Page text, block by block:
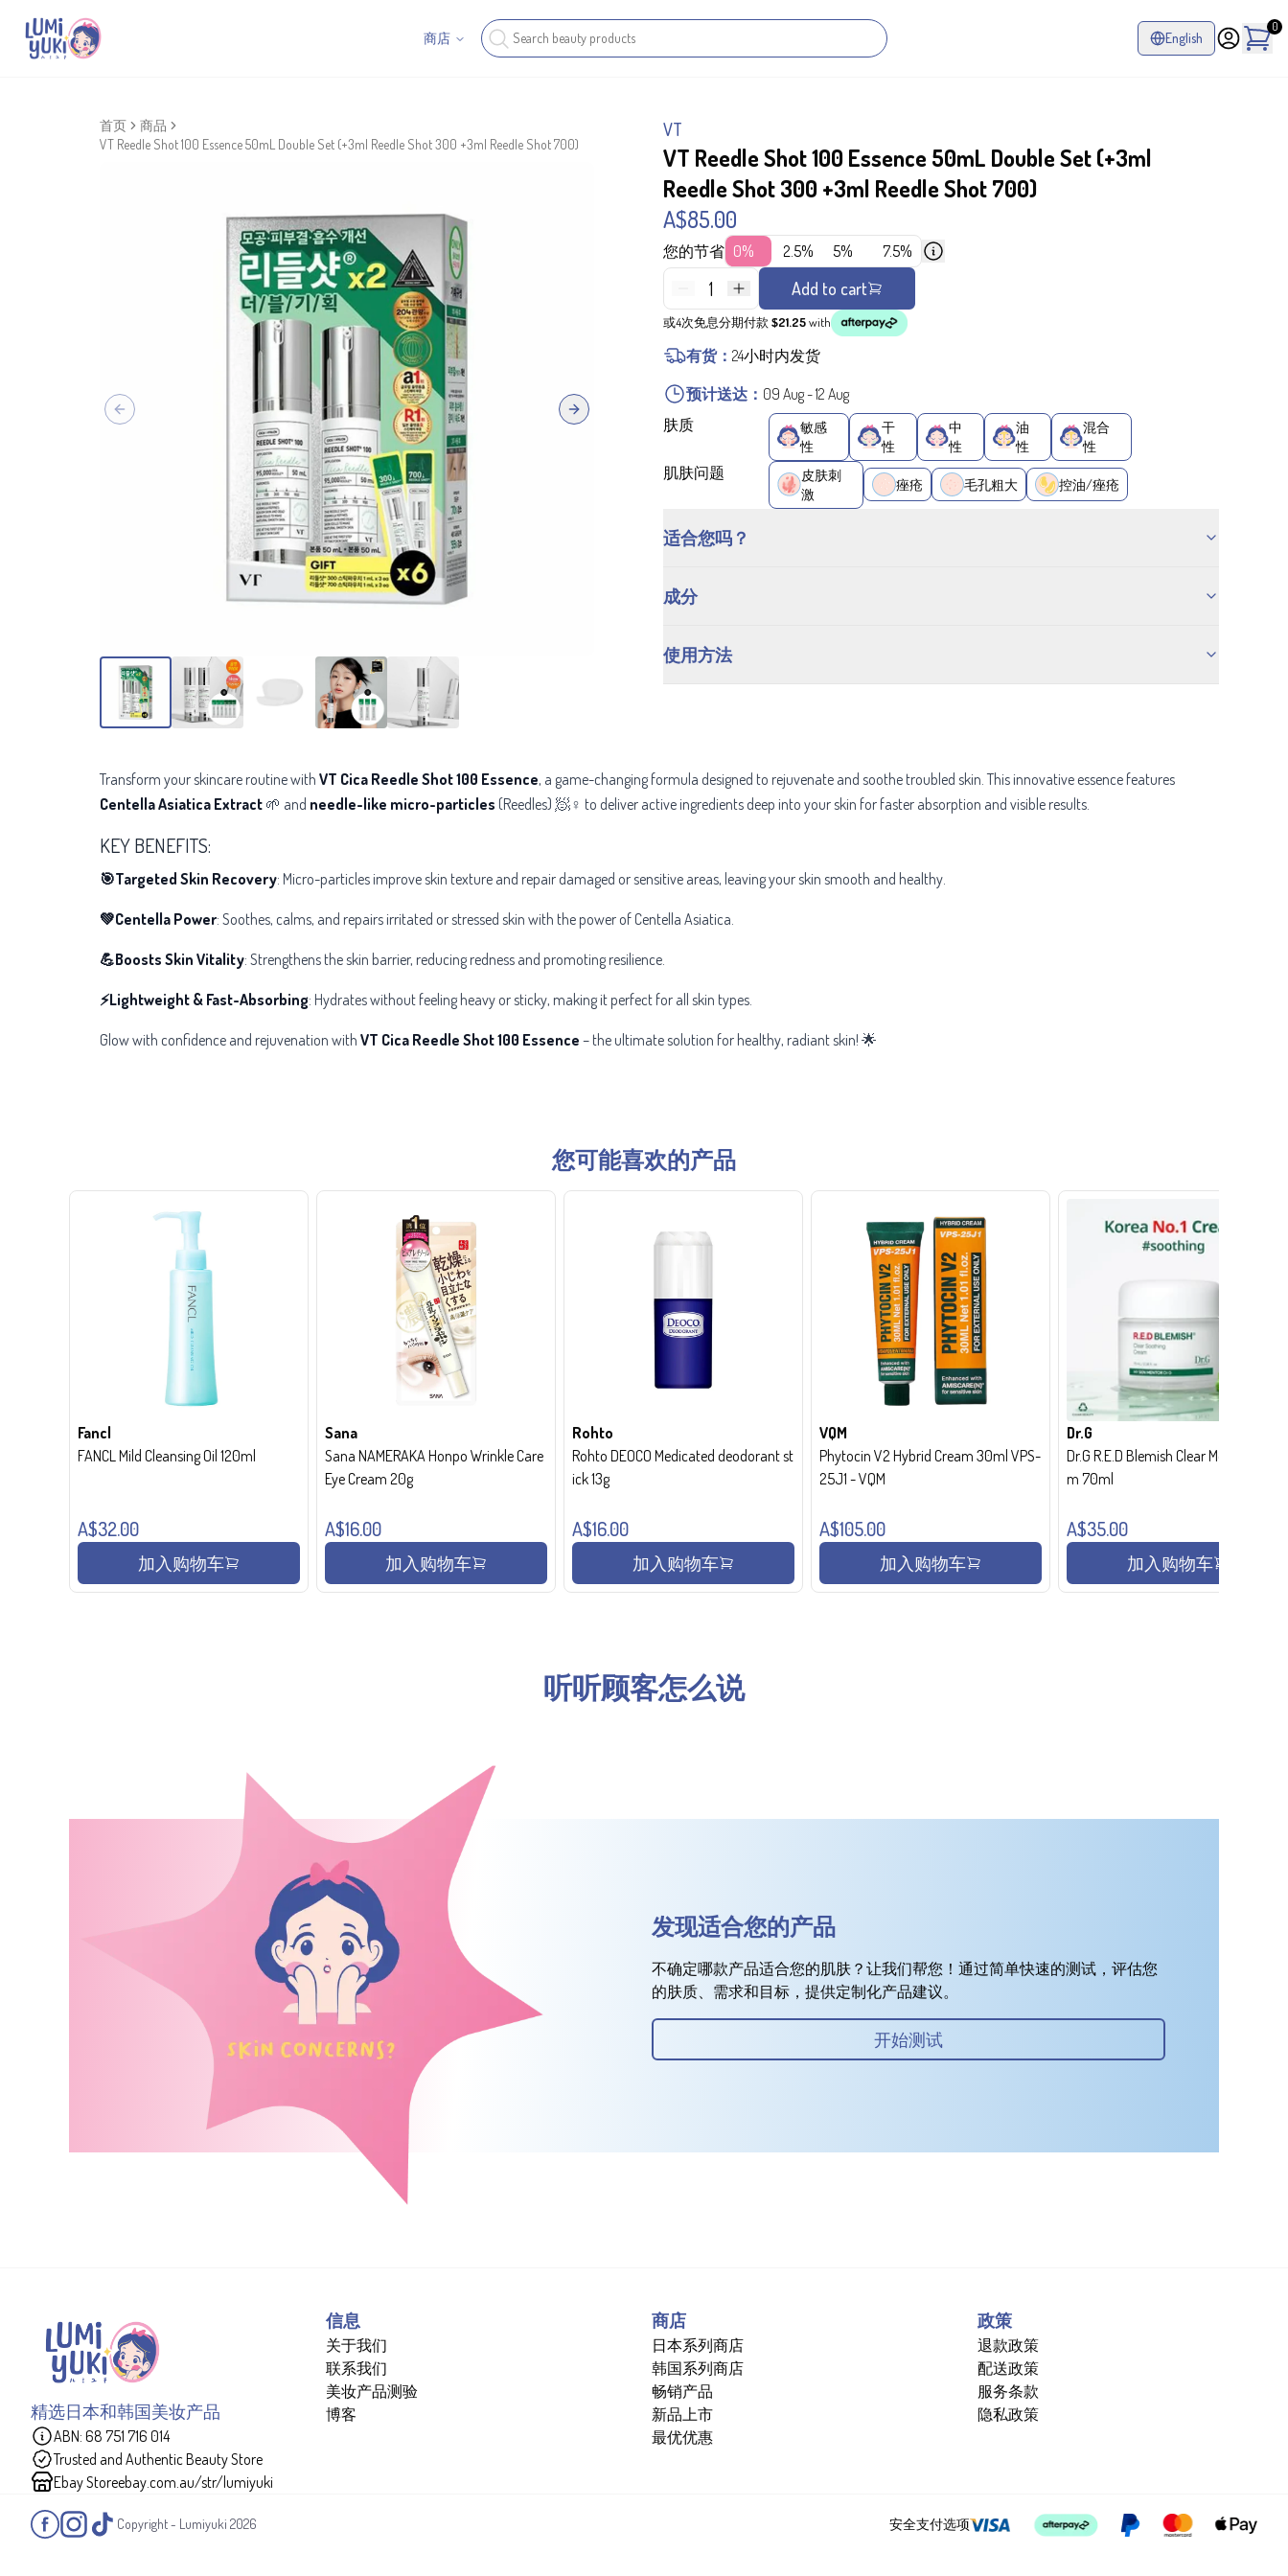
商店 English
0
首页
商品
VT Reedle Shot 100 Essence 50mL Double Set (+3ml Reedle Shot 300 +3ml Reedle Shot 700)
Previous slide Next slide
VT
VT Reedle Shot 100 Essence 50mL Double Set (+3ml
Reedle Shot 300 +3ml Reedle Shot 700)
A$85.00
您的节省 0% 2.5% 5% 7.5%
1 Add to cart
或4次免息分期付款 $21.25with
有货： 24小时内发货
预计送达： 09 Aug-12 Aug
肤质
敏感
性
干
性
中
性
油
性
混合
性
肌肤问题
皮肤刺
激
痤疮 毛孔粗大 控油/痤疮
适合您吗？
成分
使用方法
Transform your skincare routine with VT Cica Reedle Shot 100 Essence, a game-changing formula designed to rejuvenate and soothe troubled skin. This innovative essence features
Centella Asiatica Extract 🌱 and needle-like micro-particles (Reedles) 🧖♀️ to deliver active ingredients deep into your skin for faster absorption and visible results.
KEY BENEFITS:
🎯Targeted Skin Recovery: Micro-particles improve skin texture and repair damaged or sensitive areas, leaving your skin smooth and healthy.
💚Centella Power: Soothes, calms, and repairs irritated or stressed skin with the power of Centella Asiatica.
💪Boosts Skin Vitality: Strengthens the skin barrier, reducing redness and promoting resilience.
⚡Lightweight & Fast-Absorbing: Hydrates without feeling heavy or sticky, making it perfect for all skin types.
Glow with confidence and rejuvenation with VT Cica Reedle Shot 100 Essence – the ultimate solution for healthy, radiant skin! 🌟
您可能喜欢的产品
Fancl
FANCL Mild Cleansing Oil 120ml
A$32.00
加入购物车
Sana
Sana NAMERAKA Honpo Wrinkle Care
Eye Cream 20g
A$16.00
加入购物车
Rohto
Rohto DEOCO Medicated deodorant st
ick 13g
A$16.00
加入购物车
VQM
Phytocin V2 Hybrid Cream 30ml VPS-
25J1 - VQM
A$105.00
加入购物车
Dr.G
Dr.G R.E.D Blemish Clear Moisture Crea
m 70ml
A$35.00
加入购物车
听听顾客怎么说
发现适合您的产品
不确定哪款产品适合您的肌肤？让我们帮您！通过简单快速的测试，评估您
的肤质、需求和目标，提供定制化产品建议。
开始测试
精选日本和韩国美妆产品
ABN: 68 751 716 014
Trusted and Authentic Beauty Store
Ebay Storeebay.com.au/str/lumiyuki
信息
关于我们
联系我们
美妆产品测验
博客
商店
日本系列商店
韩国系列商店
畅销产品
新品上市
最优优惠
政策
退款政策
配送政策
服务条款
隐私政策
Copyright - Lumiyuki 2026 安全支付选项